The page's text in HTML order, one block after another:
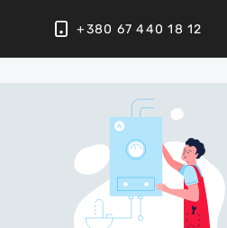
+380 67 440 18 12